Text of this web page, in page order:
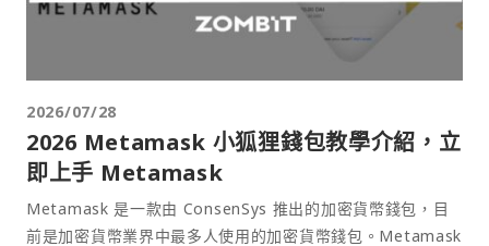
2026/07/28
2026 Metamask 小狐狸錢包教學介紹，立
即上手 Metamask
Metamask 是一款由 ConsenSys 推出的加密貨幣錢包，目
前是加密貨幣業界中最多人使用的加密貨幣錢包。Metamask